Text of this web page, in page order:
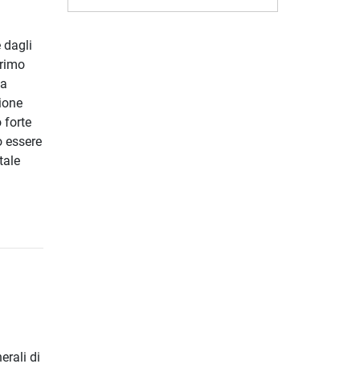
dagli
forte
essere
di